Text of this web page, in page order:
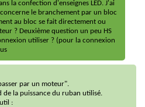
la confection d'enseignes LED. J'ai
le branchement par un bloc
au bloc se fait directement ou
? Deuxième question un peu HS
utiliser ? (pour la connexion
par un moteur".
de la puissance du ruban utilisé.
: